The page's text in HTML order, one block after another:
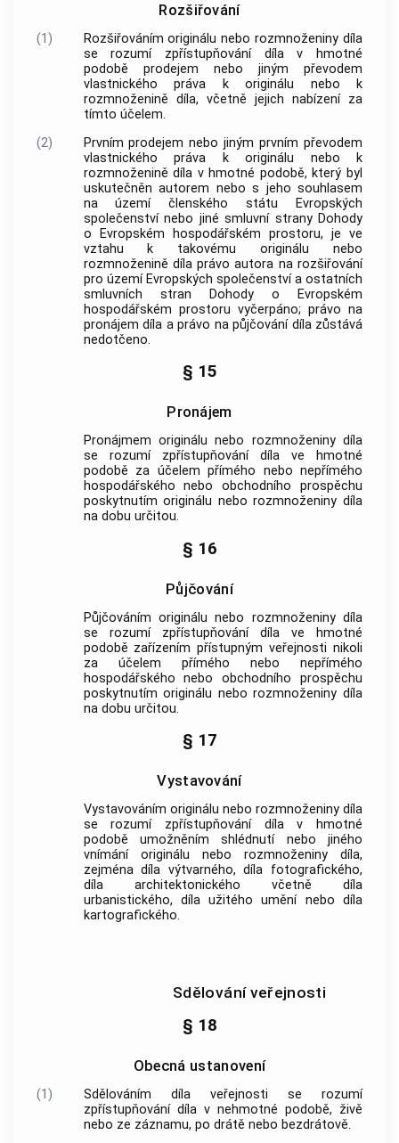
Rozšiřování
(1)
Rozšiřováním originálu nebo rozmnoženiny díla
se rozumí zpřístupňování díla v hmotné
podobě prodejem nebo jiným převodem
vlastnického práva k originálu nebo k
rozmnoženině díla, včetně jejich nabízení za
tímto účelem.
(2)
Prvním prodejem nebo jiným prvním převodem
vlastnického práva k originálu nebo k
rozmnoženině díla v hmotné podobě, který byl
uskutečněn autorem nebo s jeho souhlasem
na území členského státu Evropských
společenství nebo jiné smluvní strany Dohody
o Evropském hospodářském prostoru, je ve
vztahu k takovému originálu nebo
rozmnoženině díla právoautora na rozšiřování
pro území Evropských společenství a ostatních
smluvních stran Dohody o Evropském
hospodářském prostoru vyčerpáno; právo na
pronájem díla a právo na půjčování díla zůstává
nedotčeno.
§ 15
Pronájem
Pronájmem originálu nebo rozmnoženiny díla
se rozumí zpřístupňování díla ve hmotné
podobě za účelem přímého nebo nepřímého
hospodářského nebo obchodního prospěchu
poskytnutím originálu nebo rozmnoženiny díla
na dobu určitou.
§ 16
Půjčování
Půjčováním originálu nebo rozmnoženiny díla
se rozumí zpřístupňování díla ve hmotné
podobě zařízením přístupným veřejnosti nikoli
za účelem přímého nebo nepřímého
hospodářského nebo obchodního prospěchu
poskytnutím originálu nebo rozmnoženiny díla
na dobu určitou.
§ 17
Vystavování
Vystavováním originálu nebo rozmnoženiny díla
se rozumí zpřístupňování díla v hmotné
podobě umožněním shlédnutí nebo jiného
vnímání originálu nebo rozmnoženiny díla,
zejména díla výtvarného, díla fotografického,
díla architektonického včetně díla
urbanistického, díla užitého umění nebo díla
kartografického.
Sdělování veřejnosti
§ 18
Obecná ustanovení
(1) Sdělováním díla veřejnosti se rozumí
zpřístupňování díla v nehmotné podobě, živě
nebo ze záznamu, po drátě nebo bezdrátově.